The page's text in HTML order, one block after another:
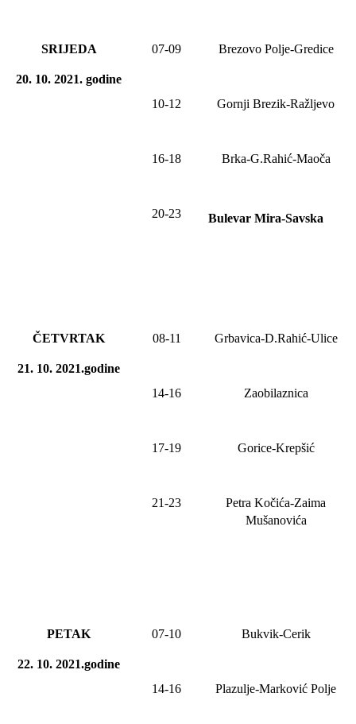
SRIJEDA
20. 10. 2021. godine
07-09 Brezovo Polje-Gredice
10-12 Gornji Brezik-Ražljevo
16-18 Brka-G.Rahić-Maoča
20-23 Bulevar Mira-Savska
ČETVRTAK
21. 10. 2021.godine
08-11 Grbavica-D.Rahić-Ulice
14-16 Zaobilaznica
17-19 Gorice-Krepšić
21-23
Petra Kočića-Zaima
Mušanovića
PETAK
22. 10. 2021.godine
07-10 Bukvik-Cerik
14-16 Plazulje-Marković Polje